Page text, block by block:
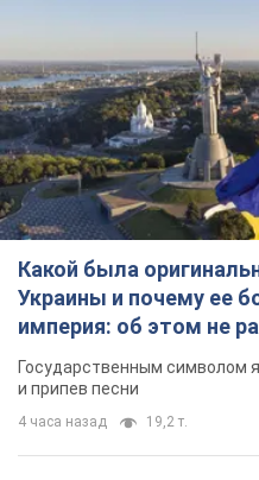
Какой была
Украины и почему ее
империя: об этом не
Государственным символом
и припев песни
4 часа назад 19,2 т.